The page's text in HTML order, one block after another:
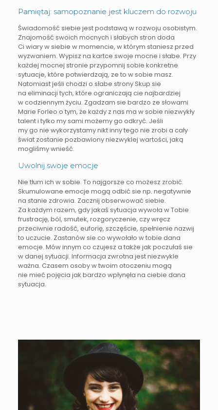
Pamiętaj: samopoznanie jest kluczem do rozwoju
Świadomość siebie jest podstawą w rozwoju osobistym.
Znajomość swoich mocnych i słabych stron doda
Ci wiary w siebie w momencie, w którym staniesz przed
wyzwaniem. Wypisz na kartce swoje mocne i słabe. Przy
każdej mocnej stronie przypomnij sobie konkretne
sytuacje, które potwierdzają, ze to w sobie masz.
Natomiast jeśli chodzi o słabe strony Skup sie
na eliminacji tych, które ograniczają cie najbardziej
w codziennym życiu. Zgadzam sie bardzo ze słowami
Marie Forleo o tym, że każdy z nas ma w sobie niezwykły
talent i tylko my sami możemy go odkryć. Jeśli
my go nie wykorzystamy nikt inny tego nie zrobi a cały
świat zostanie pozbawiony niezwyklej wartości, jaką
mogliśmy wnieść.
Uwolnij swoje emocje
Nie tłum ich w sobie. To najgorsze co możesz zrobić.
Skumulowane emocje mogą odbić sie np. negatywnie
na stanie zdrowia. Zacznij obserwować siebie.
Za każdym razem, gdy jakaś sytuacja wywoła w Tobie
frustrację, ból, smutek, rozgoryczenie, czy wręcz
przeciwnie radość, euforię, szczęście, spełnienie nazwij
to uczucie. Zastanów sie co wywołało w tobie dana
emocje. Mów innym co czujesz a także jak poczułaś sie
w danej sytuacji. Informacja zwrotna jest niezwykle
ważna. Czasem osoby w twoim otoczeniu mogą
nie mieć pojęcia jak bardzo wpłynęła na ciebie dana
sytuacja.